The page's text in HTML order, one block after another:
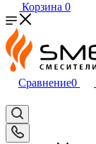
Корзина 0
Сравнение0